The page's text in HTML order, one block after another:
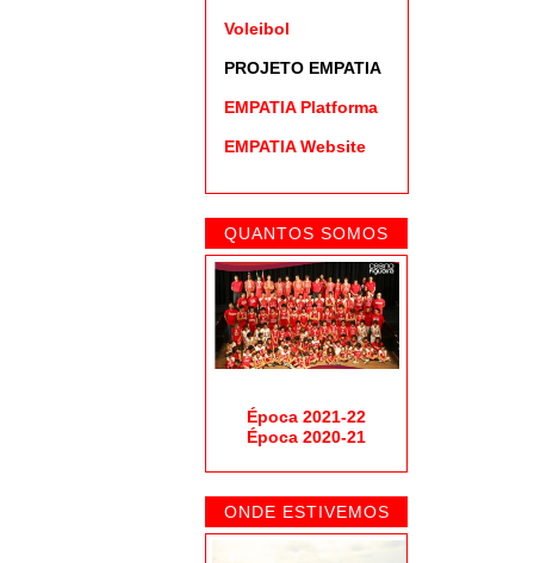
Voleibol
PROJETO EMPATIA
EMPATIA Platforma
EMPATIA Website
QUANTOS SOMOS
Época 2021-22
Época 2020-21
ONDE ESTIVEMOS